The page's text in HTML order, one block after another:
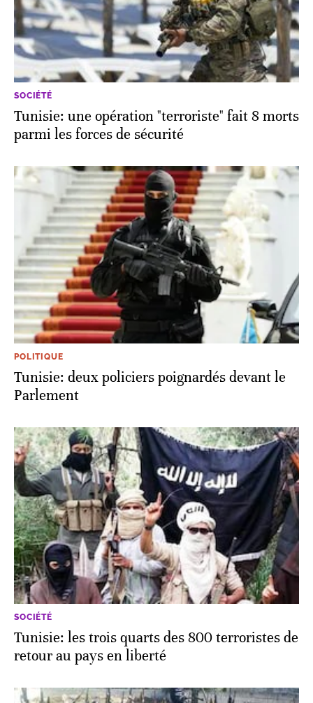
SOCIÉTÉ
Tunisie: une opération "terroriste" fait 8 morts
parmi les forces de sécurité
POLITIQUE
Tunisie: deux policiers poignardés devant le
Parlement
SOCIÉTÉ
Tunisie: les trois quarts des 800 terroristes de
retour au pays en liberté